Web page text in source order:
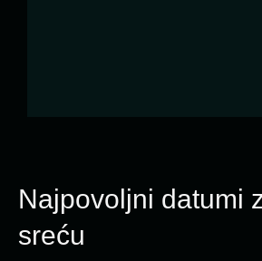
Najpovoljni datumi
sreću